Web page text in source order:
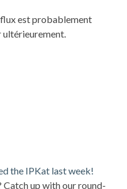
flux est probablement
ultérieurement.
the IPKat last week!
Catch up with our round-